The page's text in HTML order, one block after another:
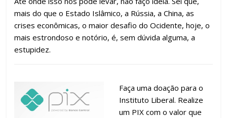
mais do que o Estado Islâmico, a Rússia, a China, as
crises econômicas, o maior desafio do Ocidente, hoje, o
mais estrondoso e notório, é, sem dúvida alguma, a
estupidez.
Faça uma doação para o
Instituto Liberal. Realize
um PIX com o valor que